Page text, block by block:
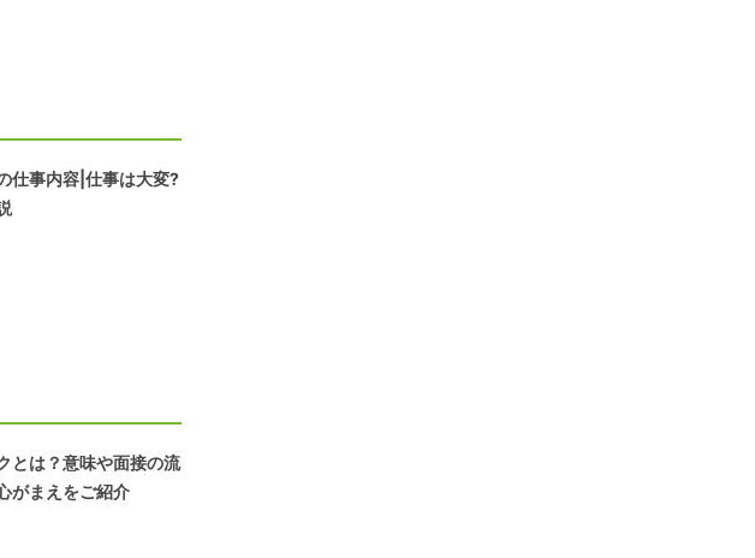
仕事内容|仕事は大変?
とは？意味や面接の流
がまえをご紹介